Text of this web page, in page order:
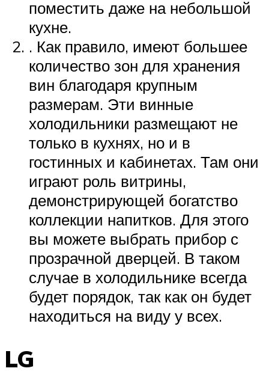
поместить даже на небольшой
кухне.
. Как правило, имеют большее
количество зон для хранения
вин благодаря крупным
размерам. Эти винные
холодильники размещают не
только в кухнях, но и в
гостинных и кабинетах. Там они
играют роль витрины,
демонстрирующей богатство
коллекции напитков. Для этого
вы можете выбрать прибор с
прозрачной дверцей. В таком
случае в холодильнике всегда
будет порядок, так как он будет
находиться на виду у всех.
LG